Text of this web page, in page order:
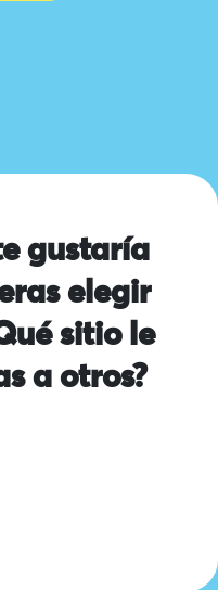
gustaría
elegir
sitio le
a otros?